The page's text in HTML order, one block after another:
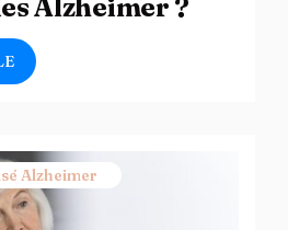
Alzheimer ?
Alzheimer